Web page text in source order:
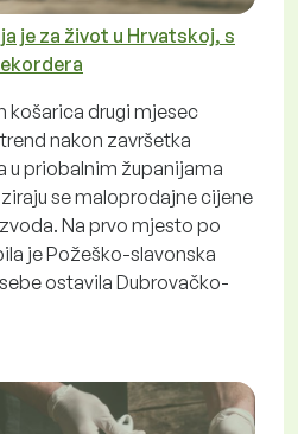
je za život u Hrvatskoj, s
košarica drugi mjesec
nakon završetka
u priobalnim županijama
se maloprodajne cijene
Na prvo mjesto po
je Požeško-slavonska
ostavila Dubrovačko-